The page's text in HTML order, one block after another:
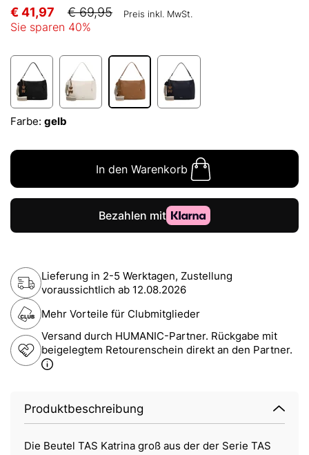
€ 41,97 € 69,95 Preis inkl. MwSt.
Sie sparen 40%
Farbe: gelb
In den Warenkorb
Lieferung in 2-5 Werktagen, Zustellung
voraussichtlich ab 12.08.2026
Mehr Vorteile für Clubmitglieder
Versand durch HUMANIC-Partner. Rückgabe mit
beigelegtem Retourenschein direkt an den Partner.
Produktbeschreibung
Die Beutel TAS Katrina groß aus der der Serie TAS